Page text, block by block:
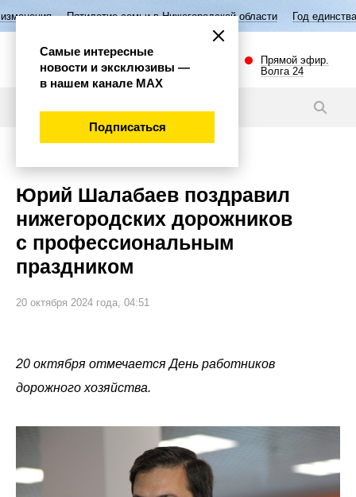
семьи в Нижегородской области Год единства народов России
Прямой эфир.
Волга 24
Юрий Шалабаев поздравил
нижегородских дорожников
с профессиональным
праздником
20 октября 2024 года, 04:51
20 октября отмечается День работников
дорожного хозяйства.
Самые интересные
новости и эксклюзивы —
в нашем канале МАХ
Подписаться